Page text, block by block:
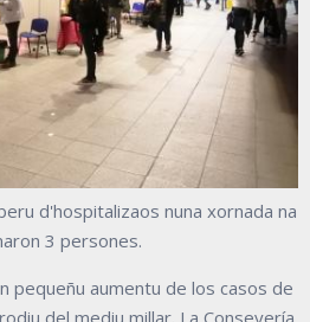
d'hospitalizaos nuna xornada na
3 persones.
pequeñu aumentu de los casos de
del mediu millar. La Conseyería